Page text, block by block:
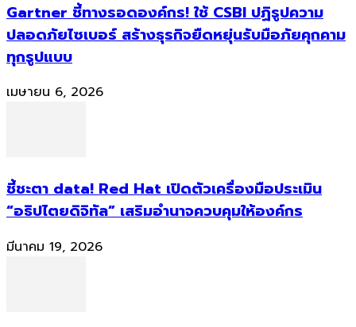
Gartner ชี้ทางรอดองค์กร! ใช้ CSBI ปฏิรูปความ
ปลอดภัยไซเบอร์ สร้างธุรกิจยืดหยุ่นรับมือภัยคุกคาม
ทุกรูปแบบ
เมษายน 6, 2026
ชี้ชะตา data! Red Hat เปิดตัวเครื่องมือประเมิน
“อธิปไตยดิจิทัล” เสริมอำนาจควบคุมให้องค์กร
มีนาคม 19, 2026